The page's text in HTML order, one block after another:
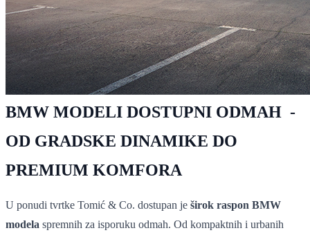
BMW MODELI DOSTUPNI ODMAH -
OD GRADSKE DINAMIKE DO
PREMIUM KOMFORA
U ponudi tvrtke Tomić & Co. dostupan je širok raspon BMW
modela spremnih za isporuku odmah. Od kompaktnih i urbanih